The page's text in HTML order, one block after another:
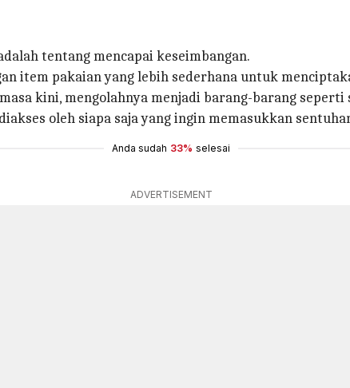
tentang mencapai keseimbangan.
item pakaian yang lebih sederhana untuk
kini, mengolahnya menjadi barang-barang seperti
oleh siapa saja yang ingin memasukkan
Anda sudah 33% selesai
ADVERTISEMENT